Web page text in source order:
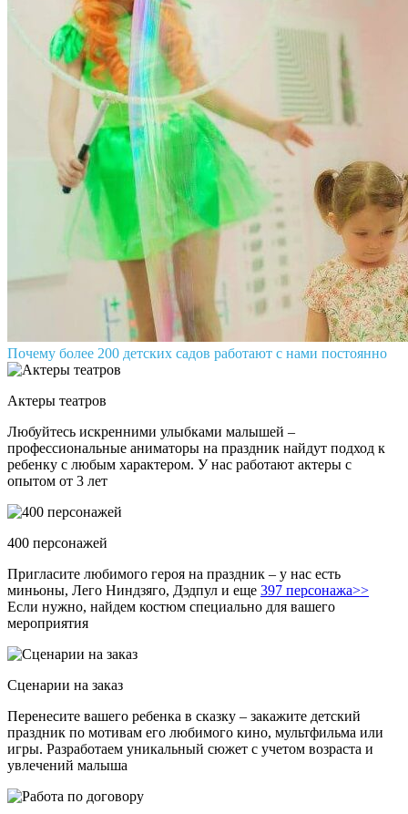
Почему более 200 детских садов работают с нами постоянно
Актеры театров
Любуйтесь искренними улыбками малышей –
профессиональные аниматоры на праздник найдут подход к
ребенку с любым характером. У нас работают актеры с
опытом от 3 лет
400 персонажей
Пригласите любимого героя на праздник – у нас есть
миньоны, Лего Ниндзяго, Дэдпул и еще 397 персонажа>>
Если нужно, найдем костюм специально для вашего
мероприятия
Сценарии на заказ
Перенесите вашего ребенка в сказку – закажите детский
праздник по мотивам его любимого кино, мультфильма или
игры. Разработаем уникальный сюжет с учетом возраста и
увлечений малыша